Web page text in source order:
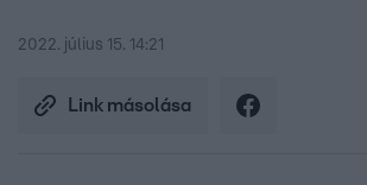
2022. július 15. 14:21
Link másolása